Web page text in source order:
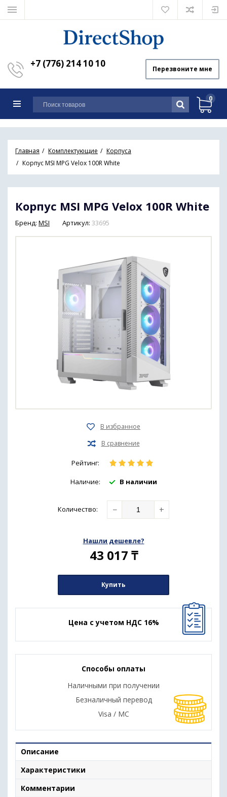
+7 (776) 214 10 10 Перезвоните мне
0
Главная Комплектующие
Корпуса
Корпус MSI MPG Velox 100R White
Корпус MSI MPG Velox 100R White
Бренд: MSI Артикул: 33695
Рейтинг:
Наличие: В наличии
Количество: − +
Нашли дешевле?
43 017 ₸
Купить
Цена с учетом НДС 16%
Способы оплаты
Наличными при получении
Безналичный перевод
Visa / MC
Описание
Характеристики
Комментарии